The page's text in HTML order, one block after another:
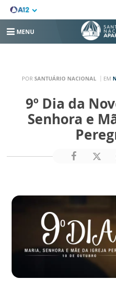
MENU
POR SANTUÁRIO NACIONAL EM
9º Dia da
Senhora e